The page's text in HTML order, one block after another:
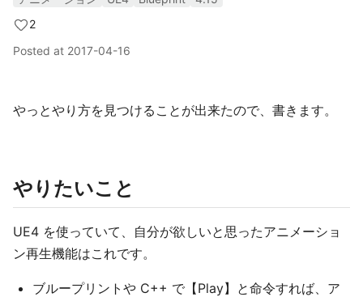
2
Posted at 2017-04-16
やっとやり方を見つけることが出来たので、書きます。
やりたいこと
UE4 を使っていて、自分が欲しいと思ったアニメーショ
ン再生機能はこれです。
ブループリントや C++ で【Play】と命令すれば、ア